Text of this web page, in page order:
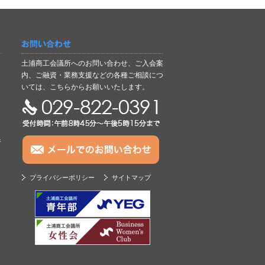
お問い合わせ
土浦商工会議所へのお問い合わせ、ご入会案
内、ご融資・業務支援などの各種ご相談につ
いては、こちらからお願いいたします。
TEL:029-822-0391
プライバシーポリシー サイトマップ